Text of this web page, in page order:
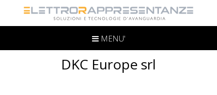
MENU'
DKC Europe srl